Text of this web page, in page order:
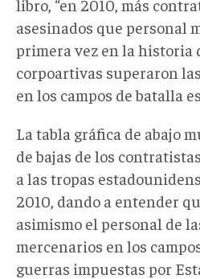
libro, “en 2010, más
asesinados que personal
primera vez en la historia
corpoartivas superaron
en los campos de batalla
La tabla gráfica de abajo
de bajas de los
a las tropas
2010, dando a entender
asimismo el personal de
mercenarios en los
guerras impuestas por